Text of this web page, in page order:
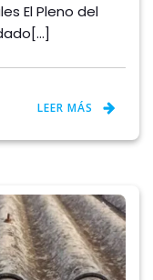
El Pleno del
LEER MÁS